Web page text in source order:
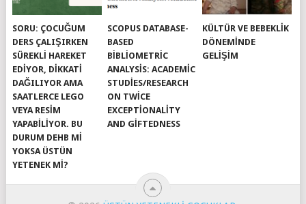
SORU: ÇOCUĞUM
DERS ÇALIŞIRKEN
SÜREKLI HAREKET
EDIYOR, DIKKATI
DAĞILIYOR AMA
SAATLERCE LEGO
VEYA RESIM
YAPABILIYOR. BU
DURUM DEHB MI
YOKSA ÜSTÜN
YETENEK MI?
SCOPUS DATABASE-
BASED
BIBLIOMETRIC
ANALYSIS: ACADEMIC
STUDIES/RESEARCH
ON TWICE
EXCEPTIONALITY
AND GIFTEDNESS
KÜLTÜR VE BEBEKLIK
DÖNEMINDE
GELIŞIM